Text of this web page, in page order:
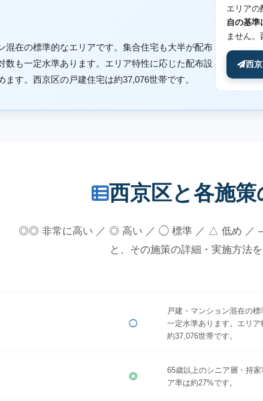
混在の標準的なエリアです。集合住宅も大半が配布
数も一定水準あります。エリア特性に応じた配布設
ます。西京区の戸建住宅は約37,076世帯です。
エリアの
自の基準
ません。
西
西京区と各施策
◎◎ 非常に高い ／ ◎ 高い ／ ◯ 標準 ／ △ 低め ／
と、その施策の詳細・実施方法
◯
戸建・マンション混在の
一定水準あります。エリ
約37,076世帯です。
◎
65歳以上のシニア層・持
ア率は約27%です。